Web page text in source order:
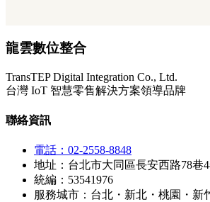
龍雲數位整合
TransTEP Digital Integration Co., Ltd.
台灣 IoT 智慧零售解決方案領導品牌
聯絡資訊
電話：02-2558-8848
地址：台北市大同區長安西路78巷
統編：53541976
服務城市：台北・新北・桃園・新